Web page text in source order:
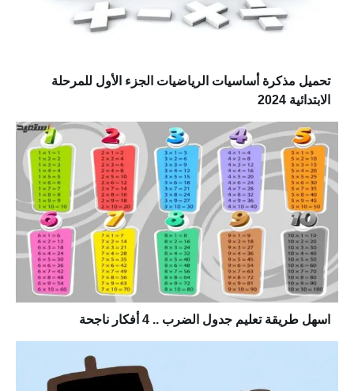
تحميل مذكرة أساسيات الرياضيات الجزء الأول للمرحلة
الابتدائية 2024
اسهل طريقة تعليم جدول الضرب .. 4 أفكار ناجحة